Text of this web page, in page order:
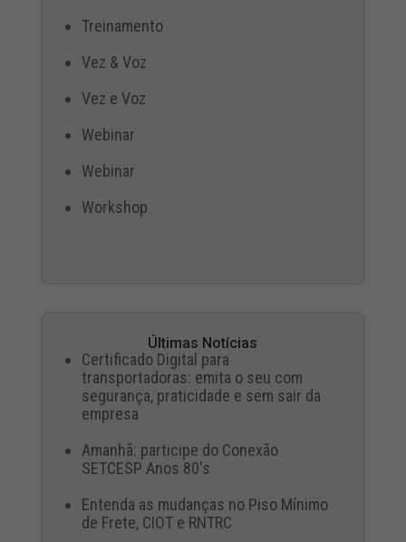
Treinamento
Vez & Voz
Vez e Voz
Webinar
Webinar
Workshop
Últimas Notícias
Certificado Digital para
transportadoras: emita o seu com
segurança, praticidade e sem sair da
empresa
Amanhã: participe do Conexão
SETCESP Anos 80's
Entenda as mudanças no Piso Mínimo
de Frete, CIOT e RNTRC